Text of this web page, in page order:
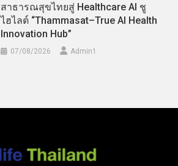
สาธารณสุขไทยสู่ Healthcare AI ชู
ไฮไลต์ “Thammasat–True AI Health
Innovation Hub”
07/08/2026 Admin​1